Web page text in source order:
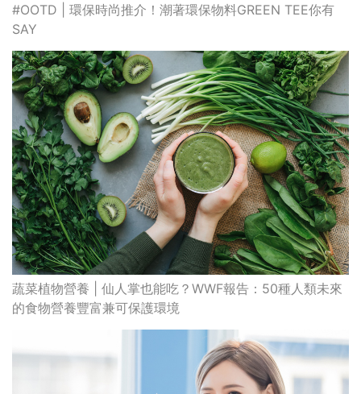
#OOTD | 環保時尚推介！潮著環保物料GREEN TEE你有
SAY
蔬菜植物營養 | 仙人掌也能吃？WWF報告：50種人類未來
的食物營養豐富兼可保護環境